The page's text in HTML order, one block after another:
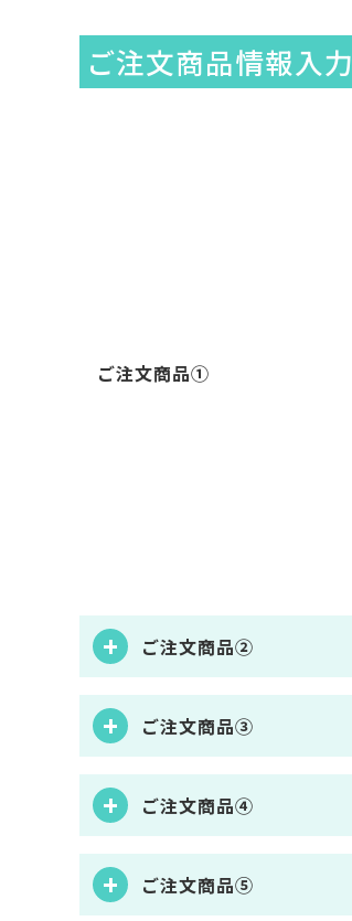
ご注文商品情報入力
ご注文商品①
ご注文商品②
ご注文商品③
ご注文商品④
ご注文商品⑤